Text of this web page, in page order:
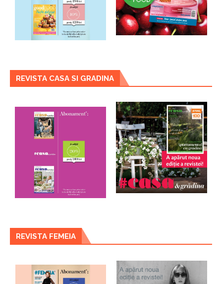
REVISTA CASA SI GRADINA
REVISTA FEMEIA